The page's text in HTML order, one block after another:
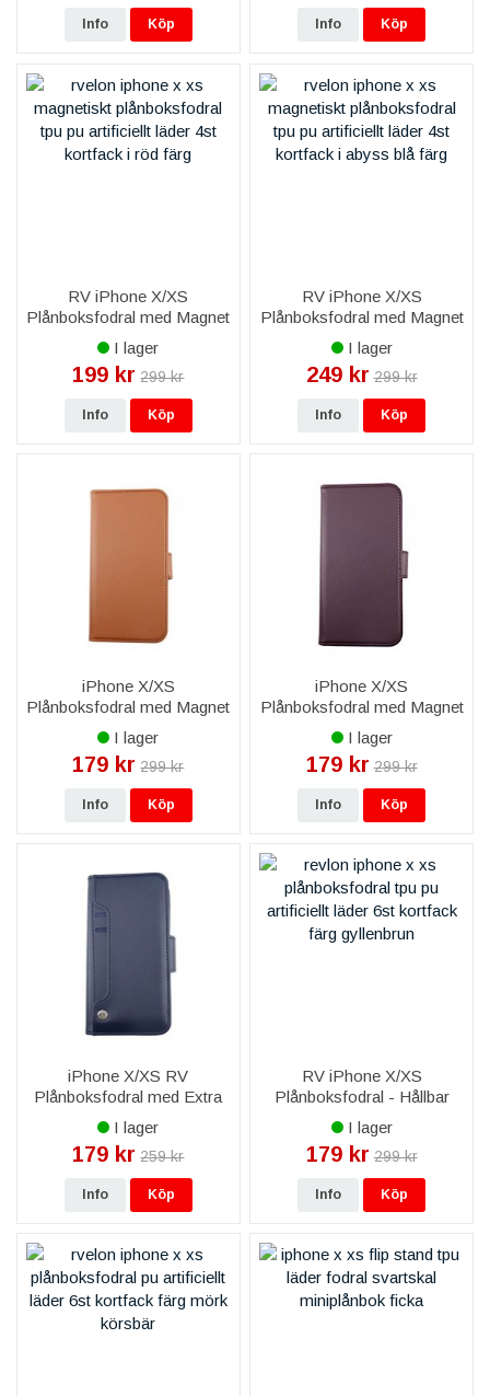
Info Köp Info Köp
RV iPhone X/XS
Plånboksfodral med Magnet
Skal - Röd
I lager
199 kr 299 kr
Info Köp
RV iPhone X/XS
Plånboksfodral med Magnet
och Avtagbart skal - Blå
I lager
249 kr 299 kr
Info Köp
iPhone X/XS
Plånboksfodral med Magnet
- Gyllenbrun
I lager
179 kr 299 kr
Info Köp
iPhone X/XS
Plånboksfodral med Magnet
- Mörklila
I lager
179 kr 299 kr
Info Köp
iPhone X/XS RV
Plånboksfodral med Extra
Kortfack - Blå
I lager
179 kr 259 kr
Info Köp
RV iPhone X/XS
Plånboksfodral - Hållbar
och elegant - Gyllenbrun
I lager
179 kr 299 kr
Info Köp